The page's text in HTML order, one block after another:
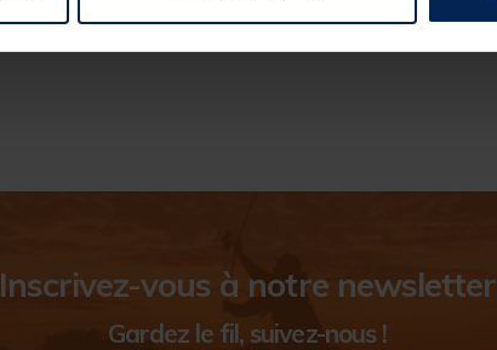
Inscrivez-vous à notre newsletter
Gardez le fil, suivez-nous !